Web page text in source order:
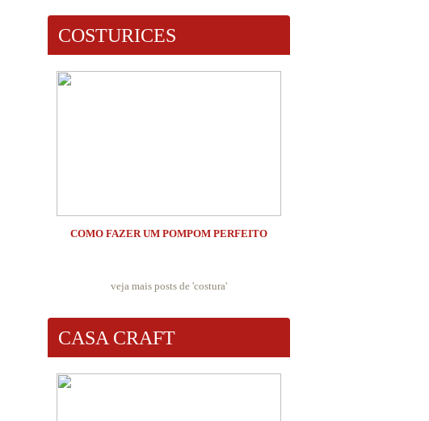
COSTURICES
COMO FAZER UM POMPOM PERFEITO
veja mais posts de 'costura'
CASA CRAFT